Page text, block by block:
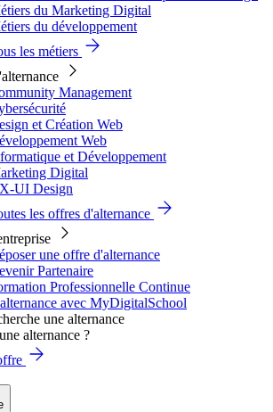
du Marketing Digital
du développement
les métiers
Management
et Création Web
Web
et Développement
Digital
UI Design
les offres d'alternance
une offre d'alternance
Partenaire
Professionnelle Continue
avec MyDigitalSchool
alternance ?